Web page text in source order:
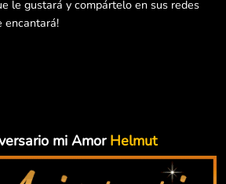
le gustará y compártelo en sus redes
encantará!
mi Amor Helmut